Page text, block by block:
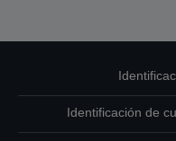
Identificación de